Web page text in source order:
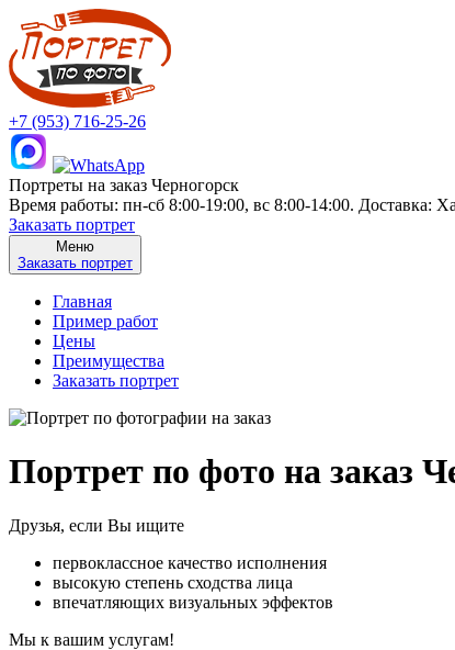
+7 (953) 716-25-26
Портреты на заказ Черногорск
Время работы: пн-сб 8:00-19:00, вс 8:00-14:00. Доставка:
Заказать портрет
Меню
Заказать портрет
Главная
Пример работ
Цены
Преимущества
Заказать портрет
Портрет по фото на заказ
Друзья, если Вы ищите
первоклассное качество исполнения
высокую степень сходства лица
впечатляющих визуальных эффектов
Мы к вашим услугам!